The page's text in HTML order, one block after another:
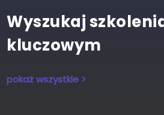
Wyszukaj
kluczowym
pokaż wszystkie >